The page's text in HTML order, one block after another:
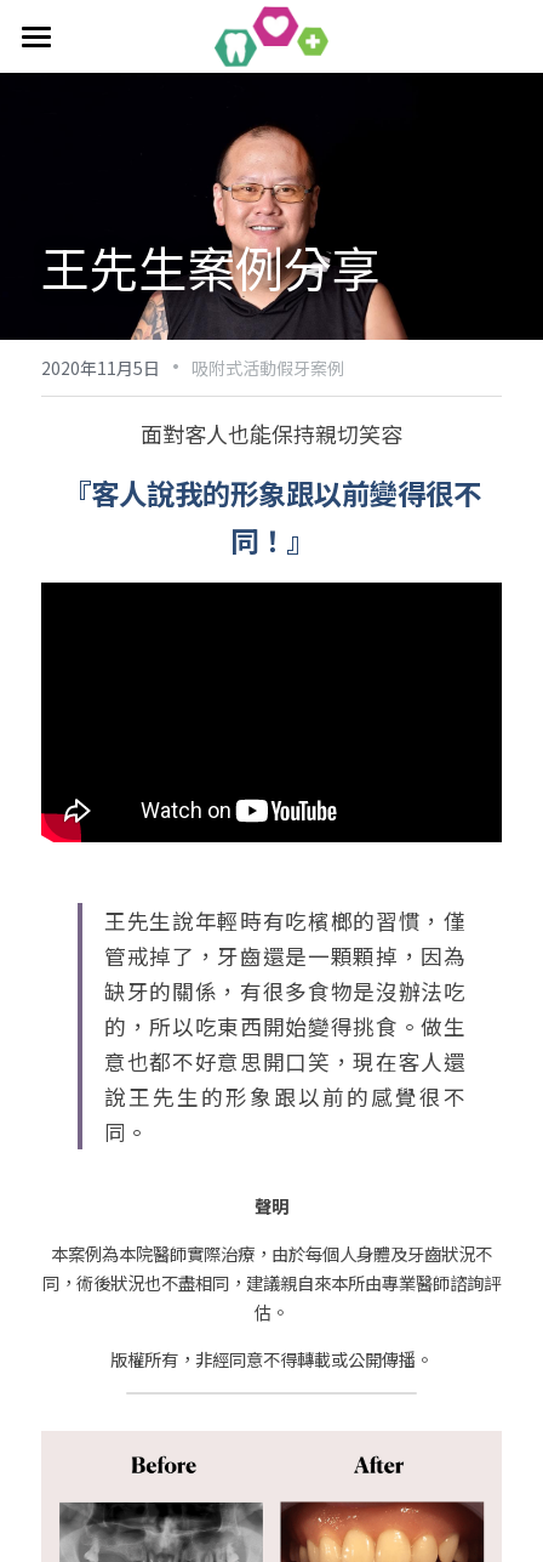
首頁
單科/多顆植牙療程
All-On-4/6一日全口重建
覆蓋性義齒
數位導引植牙
吸附式活動假牙
吸附式假牙作品集
植牙相關作品集
醫療新知
聯絡均潔
王先生案例分享
2020年11月5日 · 吸附式活動假牙案例
面對客人也能保持親切笑容
『客人說我的形象跟以前變得很不
同！』
王先生說年輕時有吃檳榔的習慣，僅
管戒掉了，牙齒還是一顆顆掉，因為
缺牙的關係，有很多食物是沒辦法吃
的，所以吃東西開始變得挑食。做生
意也都不好意思開⼝笑，現在客人還
說王先生的形象跟以前的感覺很不
同。
聲明
本案例為本院醫師實際治療，由於每個人身體及牙齒狀況不
同，術後狀況也不盡相同，建議親自來本所由專業醫師諮詢評
估。
版權所有，非經同意不得轉載或公開傳播。